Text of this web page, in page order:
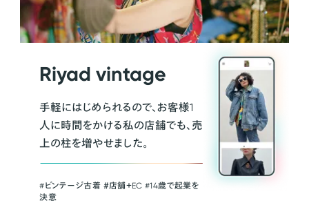
Riyad vintage
手軽にはじめられるので、お客様1
人に時間をかける私の店舗でも、売
上の柱を増やせました。
#ビンテージ古着 ＃店舗＋EC #14歳で起業を
決意